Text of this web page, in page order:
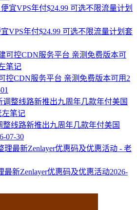
VPS年付$24.99 可选不限流量计划套
控CDN服务平台 亲测免费版本可用2
整线路新推出九周年几款年付美国
07-30
最新Zenlayer优惠码及优惠活动2026-